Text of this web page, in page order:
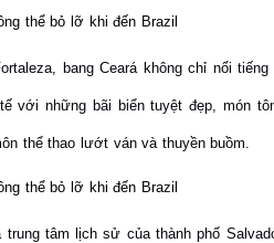
bang Ceará không chỉ nổi
với những bãi biển tuyệt đẹp, món
thể thao lướt ván và thuyền buồm.
trung tâm lịch sử của thành phố